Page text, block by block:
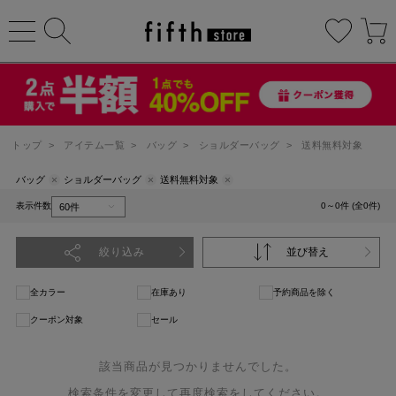
トップ > アイテム一覧 > バッグ > ショルダーバッグ > 送料無料対象
バッグ ショルダーバッグ 送料無料対象
表示件数 0～0件 (全0件)
絞り込み 並び替え
全カラー 在庫あり 予約商品を除く
クーポン対象 セール
該当商品が見つかりませんでした。
検索条件を変更して再度検索をしてください。